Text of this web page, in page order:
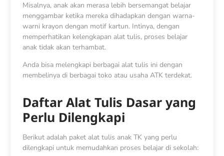
Misalnya, anak akan merasa lebih bersemangat belajar
menggambar ketika mereka dihadapkan dengan warna-
warni krayon dengan motif kartun. Intinya, dengan
memperhatikan kelengkapan alat tulis, proses belajar
anak tidak akan terhambat.
Anda bisa melengkapi berbagai alat tulis ini dengan
membelinya di berbagai toko atau usaha ATK terdekat.
Daftar Alat Tulis Dasar yang
Perlu Dilengkapi
Berikut adalah paket alat tulis anak TK yang perlu
dilengkapi untuk memudahkan proses belajar di sekolah: